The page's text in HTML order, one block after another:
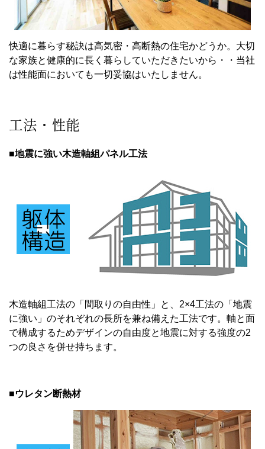
快適に暮らす秘訣は高気密・高断熱の住宅かどうか。大切
な家族と健康的に長く暮らしていただきたいから・・当社
は性能面においても一切妥協はいたしません。
工法・性能
■地震に強い木造軸組パネル工法
木造軸組工法の「間取りの自由性」と、2×4工法の「地震
に強い」のそれぞれの長所を兼ね備えた工法です。軸と面
で構成するためデザインの自由度と地震に対する強度の2
つの良さを併せ持ちます。
■ウレタン断熱材